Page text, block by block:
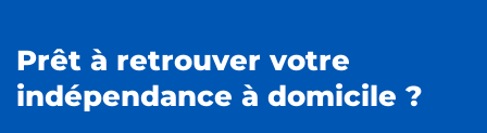
Prêt à retrouver votre
indépendance à domicile ?